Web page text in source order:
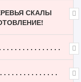
СКАЛЫ
. . . . . . . . . . . . .
. . . . . . . . . . . .